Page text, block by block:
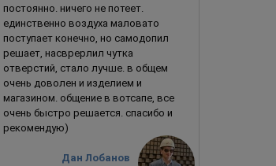
4 990 руб.
Дан Лобанов
постоянно. ничего не потеет.
единственно воздуха маловато
поступает конечно, но самодопил
решает, насврерлил чутка
отверстий, стало лучше. в общем
очень доволен и изделием и
магазином. общение в вотсапе, все
очень быстро решается. спасибо и
рекомендую)